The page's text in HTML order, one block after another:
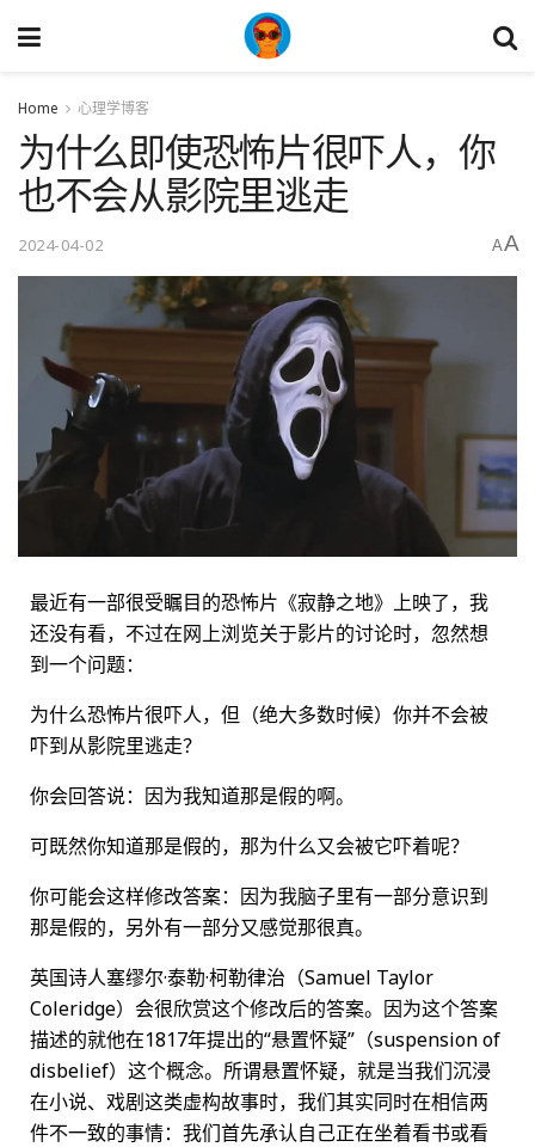
Home 心理学博客
为什么即使恐怖片很吓人，你
也不会从影院里逃走
2024-04-02 AA
最近有一部很受瞩目的恐怖片《寂静之地》上映了，我
还没有看，不过在网上浏览关于影片的讨论时，忽然想
到一个问题：
为什么恐怖片很吓人，但（绝大多数时候）你并不会被
吓到从影院里逃走？
你会回答说：因为我知道那是假的啊。
可既然你知道那是假的，那为什么又会被它吓着呢？
你可能会这样修改答案：因为我脑子里有一部分意识到
那是假的，另外有一部分又感觉那很真。
英国诗人塞缪尔·泰勒·柯勒律治（Samuel Taylor
Coleridge）会很欣赏这个修改后的答案。因为这个答案
描述的就他在1817年提出的“悬置怀疑”（suspension of
disbelief）这个概念。所谓悬置怀疑，就是当我们沉浸
在小说、戏剧这类虚构故事时，我们其实同时在相信两
件不一致的事情：我们首先承认自己正在坐着看书或看